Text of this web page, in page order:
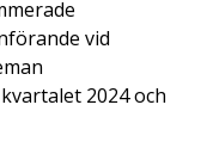
vid
2024 och